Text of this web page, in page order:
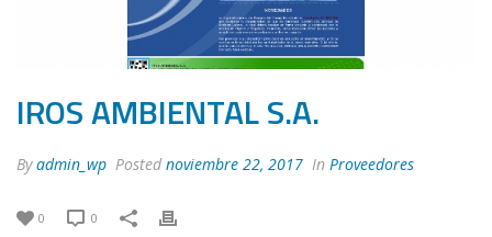
IROS AMBIENTAL S.A.
Byadmin_wp Posted noviembre 22, 2017 In Proveedores
0 0